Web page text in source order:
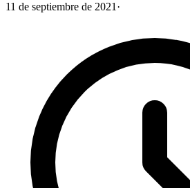
11 de septiembre de 2021 ·